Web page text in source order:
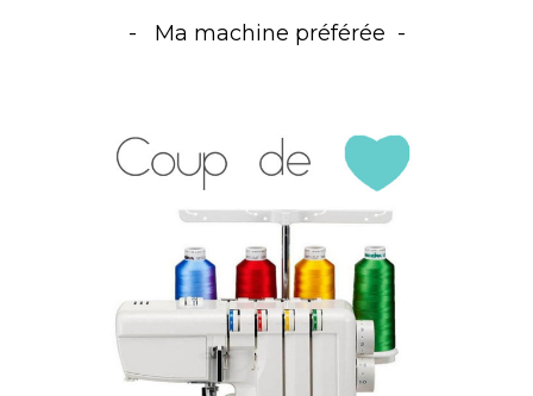
Ma machine préférée